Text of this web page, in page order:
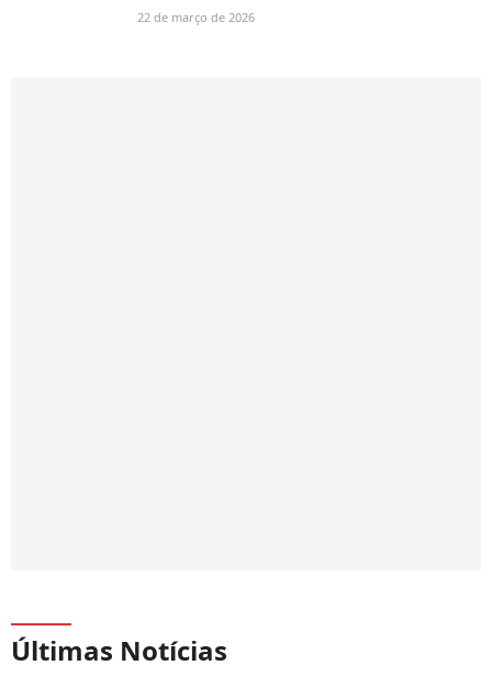
22 de março de 2026
Últimas Notícias